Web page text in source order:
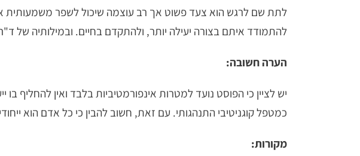
לתת שם לרגש הוא צעד פשוט אך רב עוצמה שיכול לשפר משמעותית את
להתמודד איתם בצורה יעילה יותר, ולהתקדם בחיים. ובמילותיה של
הערה חשובה:
יש לציין כי הפוסט נועד למטרות אינפורמטיביות בלבד ואין להחליף בו
כמטפל קוגניטיבי התנהגותי. עם זאת, חשוב להבין כי כל אדם הוא
מקורות: